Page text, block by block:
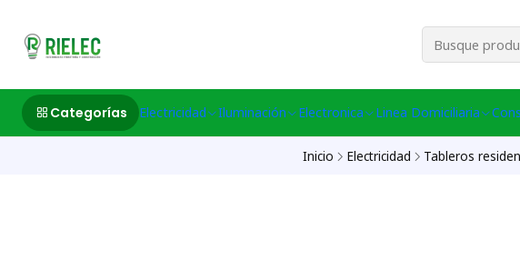
Categorías Electricidad Iluminación Electronica Linea Domiciliaria
Inicio Electricidad Tableros